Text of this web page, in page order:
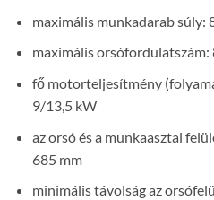
maximális munkadarab súly:
maximális orsófordulatszám:
fő motorteljesítmény
9/13,5 kW
az orsó és a munkaasztal
685 mm
minimális távolság az